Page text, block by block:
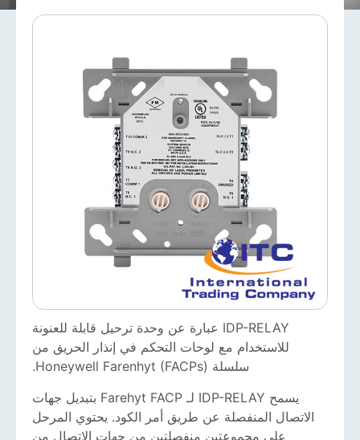
IDP-RELAY عبارة عن وحدة ترحيل قابلة للعنونة
للاستخدام مع لوحات التحكم في إنذار الحريق من
سلسلة Honeywell Farenhyt (FACPs).
يسمح IDP-RELAY لـ Farehyt FACP بتبديل جهات
الاتصال المنفصلة عن طريق أمر الكود. يحتوي المرحل
على مجموعتين منفصلتين من جهات الاتصال من